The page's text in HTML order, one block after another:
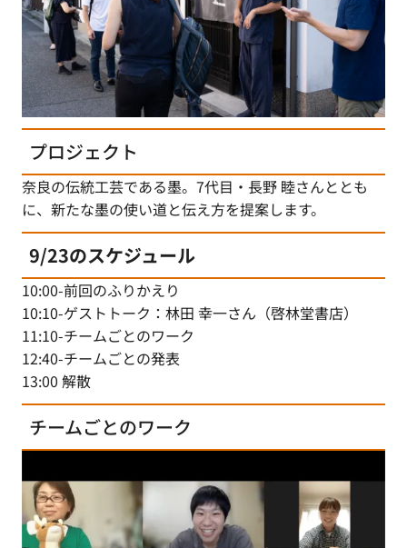
プロジェクト
奈良の伝統工芸である墨。7代目・長野 睦さんととも
に、新たな墨の使い道と伝え方を提案します。
9/23のスケジュール
10:00-前回のふりかえり
10:10-ゲストトーク：林田 幸一さん（啓林堂書店）
11:10-チームごとのワーク
12:40-チームごとの発表
13:00 解散
チームごとのワーク